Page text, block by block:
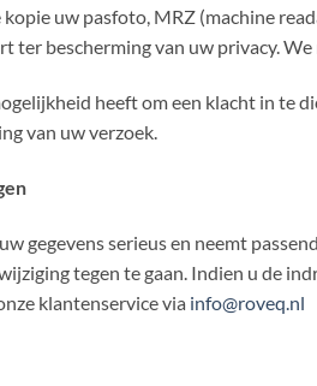
uw pasfoto, MRZ (machine
ter bescherming van uw privacy.
heeft om een klacht in te
van uw verzoek.
gegevens serieus en neemt
tegen te gaan. Indien u de
klantenservice via info@roveq.nl